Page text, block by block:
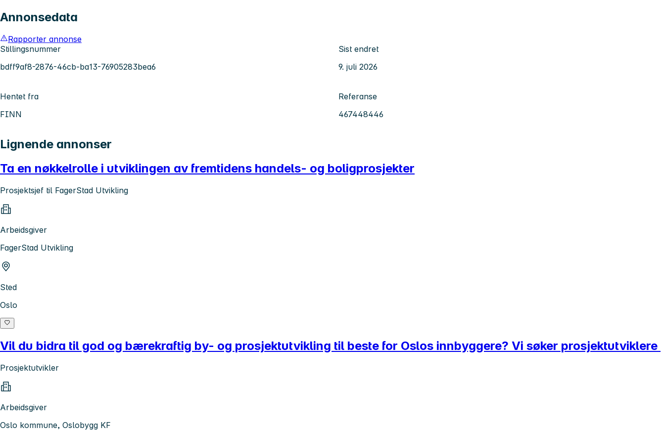
Annonsedata
Rapporter annonse
Stillingsnummer
bdff9af8-2876-46cb-ba13-76905283bea6
Sist endret
9. juli 2026
Hentet fra
FINN
Referanse
467448446
Lignende annonser
Ta en nøkkelrolle i utviklingen av fremtidens handels- og boligprosjekter
Prosjektsjef til FagerStad Utvikling
Arbeidsgiver
FagerStad Utvikling
Sted
Oslo
Vil du bidra til god og bærekraftig by- og prosjektutvikling til beste for Oslos innbyggere? Vi søker prosjektutviklere
Prosjektutvikler
Arbeidsgiver
Oslo kommune, Oslobygg KF